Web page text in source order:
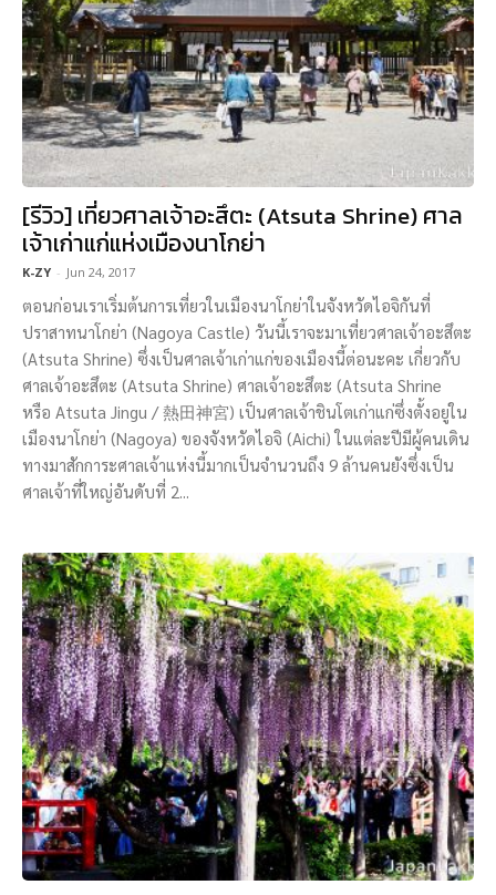
[รีวิว] เที่ยวศาลเจ้าอะสึตะ (Atsuta Shrine) ศาล
เจ้าเก่าแก่แห่งเมืองนาโกย่า
K-ZY - Jun 24, 2017
ตอนก่อนเราเริ่มต้นการเที่ยวในเมืองนาโกย่าในจังหวัดไอจิกันที่
ปราสาทนาโกย่า (Nagoya Castle) วันนี้เราจะมาเที่ยวศาลเจ้าอะสึตะ
(Atsuta Shrine) ซึ่งเป็นศาลเจ้าเก่าแก่ของเมืองนี้ต่อนะคะ เกี่ยวกับ
ศาลเจ้าอะสึตะ (Atsuta Shrine) ศาลเจ้าอะสึตะ (Atsuta Shrine
หรือ Atsuta Jingu / 熱田神宮) เป็นศาลเจ้าชินโตเก่าแก่ซึ่งตั้งอยู่ใน
เมืองนาโกย่า (Nagoya) ของจังหวัดไอจิ (Aichi) ในแต่ละปีมีผู้คนเดิน
ทางมาสักการะศาลเจ้าแห่งนี้มากเป็นจำนวนถึง 9 ล้านคนยังซึ่งเป็น
ศาลเจ้าที่ใหญ่อันดับที่ 2...